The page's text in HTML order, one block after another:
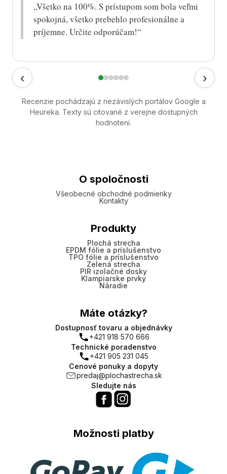
‹
„Všetko na 100%. S prístupom som bola veľmi
spokojná, všetko prebehlo profesionálne a
príjemne. Určite odporúčam!“
›
Recenzie pochádzajú z nezávislých portálov Google a
Heureka. Texty sú citované z verejne dostupných
hodnotení.
O spoločnosti
Všeobecné obchodné podmienky
Kontakty
Produkty
Plochá strecha
EPDM fólie a príslušenstvo
TPO fólie a príslušenstvo
Zelená strecha
PIR izolačné dosky
Klampiarske prvky
Náradie
Máte otázky?
Dostupnosť tovaru a objednávky
+421 918 570 666
Technické poradenstvo
+421 905 231 045
Cenové ponuky a dopyty
predaj@plochastrecha.sk
Sledujte nás
Možnosti platby